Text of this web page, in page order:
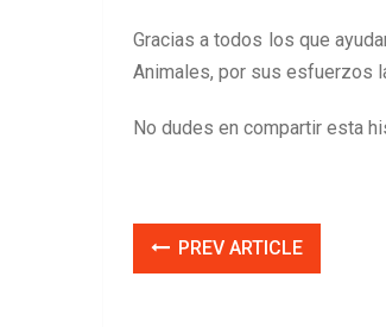
Gracias a todos los que
Animales, por sus esfuerzos
No dudes en compartir esta
PREV ARTICLE